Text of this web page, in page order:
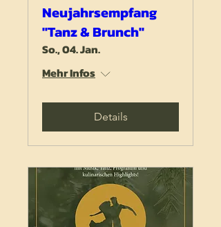
Neujahrsempfang
"Tanz & Brunch"
So., 04. Jan.
Mehr Infos
Details